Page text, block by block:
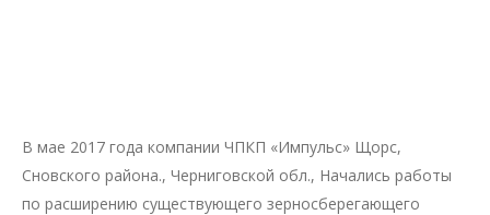
В мае 2017 года компании ЧПКП «Импульс» Щорс,
Сновского района., Черниговской обл., Начались работы
по расширению существующего зерносберегающего